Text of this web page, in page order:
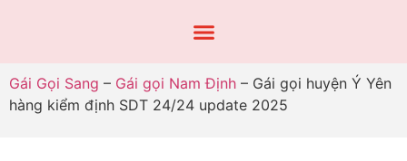
Gái Gọi Sang – Gái gọi Nam Định – Gái gọi huyện Ý Yên
hàng kiểm định SDT 24/24 update 2025